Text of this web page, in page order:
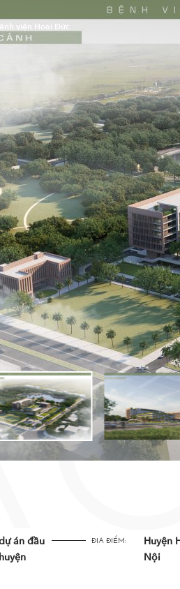
viện Hoài Đức
án đầu
ĐỊA ĐIỂM:
Huyện
Nội